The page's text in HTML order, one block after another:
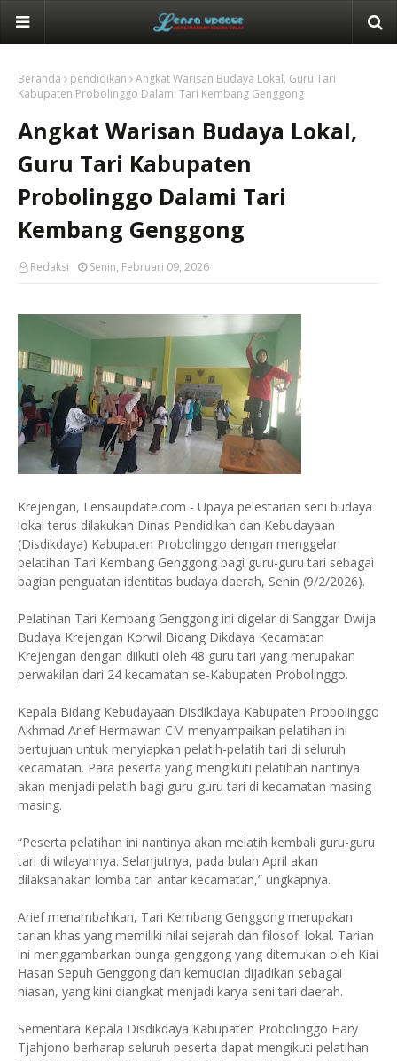
Beranda pendidikan
Angkat Warisan Budaya Lokal, Guru Tari
Kabupaten Probolinggo Dalami Tari Kembang Genggong
Angkat Warisan Budaya Lokal,
Guru Tari Kabupaten
Probolinggo Dalami Tari
Kembang Genggong
Redaksi Senin, Februari 09, 2026
Krejengan, Lensaupdate.com - Upaya pelestarian seni budaya
lokal terus dilakukan Dinas Pendidikan dan Kebudayaan
(Disdikdaya) Kabupaten Probolinggo dengan menggelar
pelatihan Tari Kembang Genggong bagi guru-guru tari sebagai
bagian penguatan identitas budaya daerah, Senin (9/2/2026).
Pelatihan Tari Kembang Genggong ini digelar di Sanggar Dwija
Budaya Krejengan Korwil Bidang Dikdaya Kecamatan
Krejengan dengan diikuti oleh 48 guru tari yang merupakan
perwakilan dari 24 kecamatan se-Kabupaten Probolinggo.
Kepala Bidang Kebudayaan Disdikdaya Kabupaten Probolinggo
Akhmad Arief Hermawan CM menyampaikan pelatihan ini
bertujuan untuk menyiapkan pelatih-pelatih tari di seluruh
kecamatan. Para peserta yang mengikuti pelatihan nantinya
akan menjadi pelatih bagi guru-guru tari di kecamatan masing-
masing.
“Peserta pelatihan ini nantinya akan melatih kembali guru-guru
tari di wilayahnya. Selanjutnya, pada bulan April akan
dilaksanakan lomba tari antar kecamatan,” ungkapnya.
Arief menambahkan, Tari Kembang Genggong merupakan
tarian khas yang memiliki nilai sejarah dan filosofi lokal. Tarian
ini menggambarkan bunga genggong yang ditemukan oleh Kiai
Hasan Sepuh Genggong dan kemudian dijadikan sebagai
hiasan, yang kini diangkat menjadi karya seni tari daerah.
Sementara Kepala Disdikdaya Kabupaten Probolinggo Hary
Tjahjono berharap seluruh peserta dapat mengikuti pelatihan